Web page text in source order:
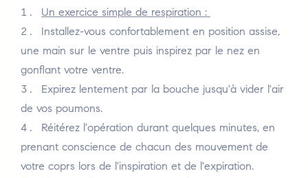
Un exercice simple de respiration :
Installez-vous confortablement en position assise,
une main sur le ventre puis inspirez par le nez en
gonflant votre ventre.
Expirez lentement par la bouche jusqu'à vider l'air
de vos poumons.
Réitérez l'opération durant quelques minutes, en
prenant conscience de chacun des mouvement de
votre coprs lors de l'inspiration et de l'expiration.